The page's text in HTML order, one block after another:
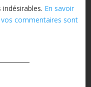
En savoir
commentaires sont